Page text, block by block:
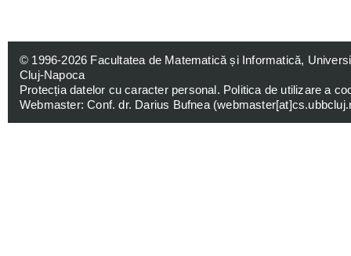
© 1996-2026 Facultatea de Matematică și Informatică,
Cluj-Napoca
Protecția datelor cu caracter personal. Politica de utilizare a
Webmaster: Conf. dr. Darius Bufnea (